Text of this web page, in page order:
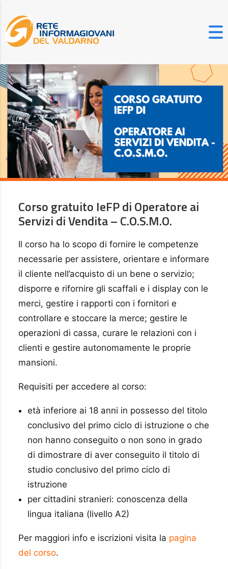
Corso gratuito IeFP di Operatore ai
Servizi di Vendita – C.O.S.M.O.
Il corso ha lo scopo di fornire le competenze
necessarie per assistere, orientare e informare
il cliente nell’acquisto di un bene o servizio;
disporre e rifornire gli scaffali e i display con le
merci, gestire i rapporti con i fornitori e
controllare e stoccare la merce; gestire le
operazioni di cassa, curare le relazioni con i
clienti e gestire autonomamente le proprie
mansioni.
Requisiti per accedere al corso:
età inferiore ai 18 anni in possesso del titolo
conclusivo del primo ciclo di istruzione o che
non hanno conseguito o non sono in grado
di dimostrare di aver conseguito il titolo di
studio conclusivo del primo ciclo di
istruzione
per cittadini stranieri: conoscenza della
lingua italiana (livello A2)
Per maggiori info e iscrizioni visita la pagina
del corso.